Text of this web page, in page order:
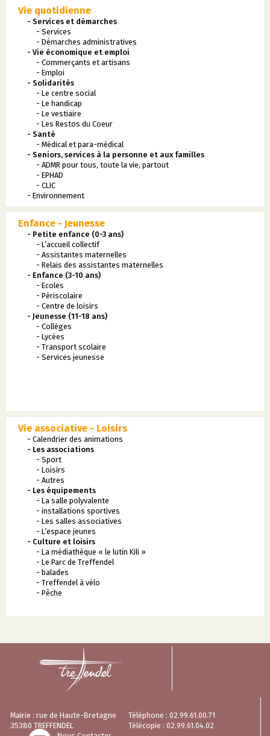
Vie quotidienne
- Services et démarches
- Services
- Démarches administratives
- Vie économique et emploi
- Commerçants et artisans
- Emploi
- Solidarités
- Le centre social
- Le handicap
- Le vestiaire
- Les Restos du Coeur
- Santé
- Médical et para-médical
- Seniors, services à la personne et aux familles
- ADMR pour tous, toute la vie, partout
- EPHAD
- CLIC
- Environnement
Enfance - Jeunesse
- Petite enfance (0-3 ans)
- L’accueil collectif
- Assistantes maternelles
- Relais des assistantes maternelles
- Enfance (3-10 ans)
- Ecoles
- Périscolaire
- Centre de loisirs
- Jeunesse (11-18 ans)
- Collèges
- Lycées
- Transport scolaire
- Services jeunesse
Vie associative - Loisirs
- Calendrier des animations
- Les associations
- Sport
- Loisirs
- Autres
- Les équipements
- La salle polyvalente
- installations sportives
- Les salles associatives
- L’espace jeunes
- Culture et loisirs
- La médiathèque « le lutin Kili »
- Le Parc de Treffendel
- balades
- Treffendel à vélo
- Pêche
Mairie : rue de Haute-Bretagne
35380 TREFFENDEL
Téléphone : 02.99.61.00.71
Télécopie : 02.99.61.04.02